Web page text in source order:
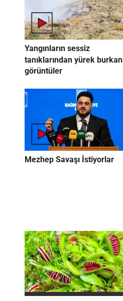
Yangınların sessiz
tanıklarından yürek burkan
görüntüler
Mezhep Savaşı İstiyorlar